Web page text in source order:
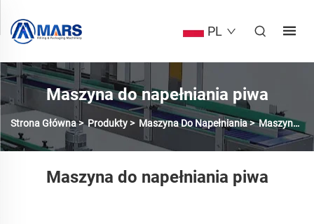
PL
Maszyna do napełniania piwa
Strona Główna>Produkty > Maszyna Do Napełniania>Maszyna Do Napuszczania Piwa
Maszyna do napełniania piwa